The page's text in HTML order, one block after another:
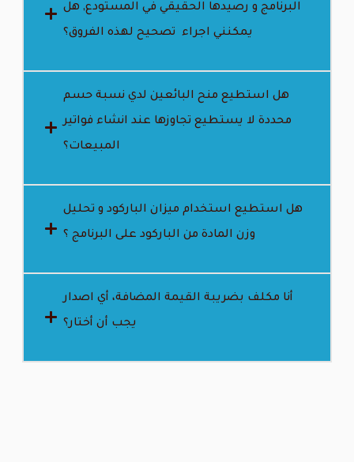
البرنامج و رصيدها الحقيقي في المستودع, هل
يمكنني اجراء تصحيح لهذه الفروق؟
هل استطيع منح البائعين لدي نسبة حسم
محددة لا يستطيع تجاوزها عند انشاء فواتير
المبيعات؟
هل استطيع استخدام ميزان الباركود و تحليل
وزن المادة من الباركود على البرنامج ؟
أنا مكلف بضريبة القيمة المضافة، أي اصدار
يجب أن أختار؟